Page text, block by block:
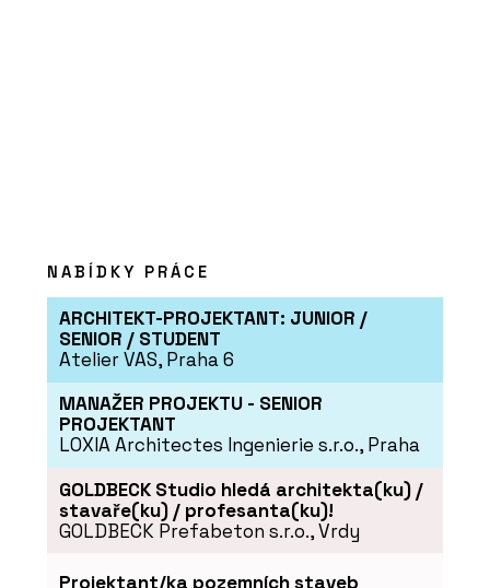
O FIRMĚ
LASSELSBERGER (RAKO)
NABÍDKY PRÁCE
ARCHITEKT-PROJEKTANT: JUNIOR /
SENIOR / STUDENT
Atelier VAS, Praha 6
MANAŽER PROJEKTU - SENIOR
PROJEKTANT
LOXIA Architectes Ingenierie s.r.o., Praha
GOLDBECK Studio hledá architekta(ku) /
stavaře(ku) / profesanta(ku)!
GOLDBECK Prefabeton s.r.o., Vrdy
Projektant/ka pozemních staveb